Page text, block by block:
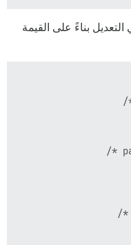
بناءً على القيمة